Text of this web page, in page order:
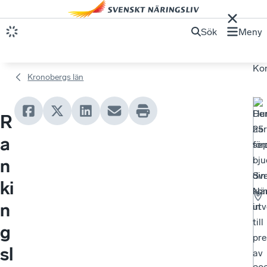
Sök Meny
Kronobergs län
R
a
n
ki
n
g
sl
har
i
din
25
in
till
av